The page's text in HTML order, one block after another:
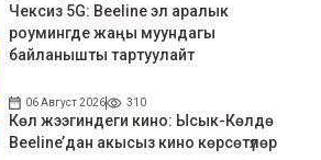
Чексиз 5G: Beeline эл аралык
роумингде жаңы муундагы
байланышты тартуулайт
06 Август 2026 310
Көл жээгиндеги кино: Ысык-Көлдө
Beeline’дан акысыз кино көрсөтүлөр